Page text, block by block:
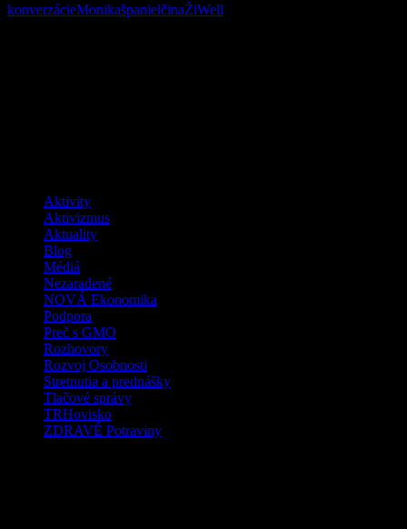
konverzácieMonikašpanielčinaŽiWell
Aktivity
Aktivizmus
Aktuality
Blog
Médiá
Nezaradené
NOVÁ Ekonomika
Podpora
Preč s GMO
Rozhovory
Rozvoj Osobnosti
Stretnutia a prednášky
Tlačové správy
TRHovisko
ZDRAVÉ Potraviny